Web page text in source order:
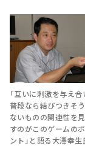
「互いに刺激を与え合
普段なら結びつきそ
ないものの関連性を
すのがこのゲームの
ント」と語る大澤幸生